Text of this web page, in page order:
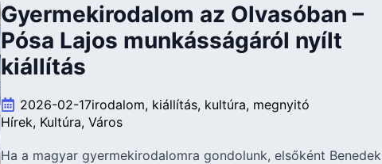
Gyermekirodalom az Olvasóban –
Pósa Lajos munkásságáról nyílt
kiállítás
2026-02-17irodalom kiállítás kultúra megnyitó
Hírek Kultúra Város
Ha a magyar gyermekirodalomra gondolunk, elsőként Benedek